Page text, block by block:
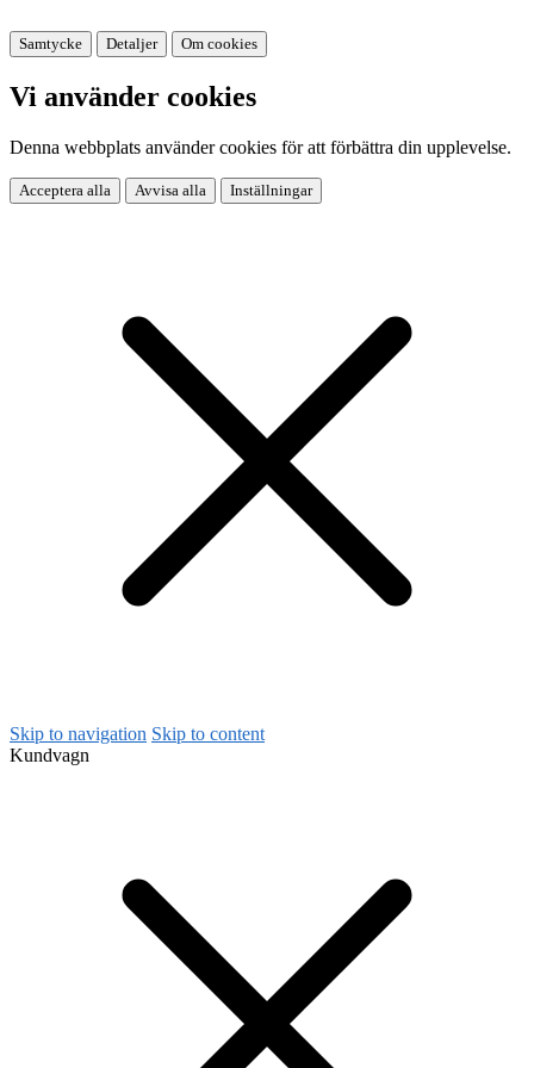
Samtycke Detaljer Om cookies
Vi använder cookies
Denna webbplats använder cookies för att förbättra din upplevelse.
Acceptera alla Avvisa alla Inställningar
Skip to navigation Skip to content
Kundvagn